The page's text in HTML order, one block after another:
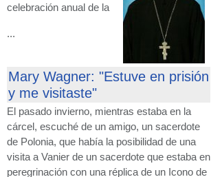
celebración anual de la
...
Mary Wagner: "Estuve en prisión
y me visitaste"
El pasado invierno, mientras estaba en la
cárcel, escuché de un amigo, un sacerdote
de Polonia, que había la posibilidad de una
visita a Vanier de un sacerdote que estaba en
peregrinación con una réplica de un Icono de